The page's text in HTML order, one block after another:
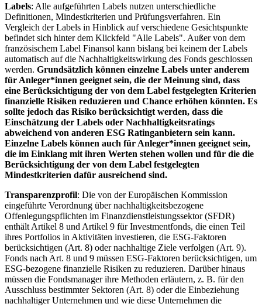
Labels: Alle aufgeführten Labels nutzen unterschiedliche
Definitionen, Mindestkriterien und Prüfungsverfahren. Ein
Vergleich der Labels in Hinblick auf verschiedene Gesichtspunkte
befindet sich hinter dem Klickfeld "Alle Labels". Außer von dem
französischem Label Finansol kann bislang bei keinem der Labels
automatisch auf die Nachhaltigkeitswirkung des Fonds geschlossen
werden. Grundsätzlich können einzelne Labels unter anderem
für Anleger*innen geeignet sein, die der Meinung sind, dass
eine Berücksichtigung der von dem Label festgelegten Kriterien
finanzielle Risiken reduzieren und Chance erhöhen könnten. Es
sollte jedoch das Risiko berücksichtigt werden, dass die
Einschätzung der Labels oder Nachhaltigkeitsratings
abweichend von anderen ESG Ratinganbietern sein kann.
Einzelne Labels können auch für Anleger*innen geeignet sein,
die im Einklang mit ihren Werten stehen wollen und für die die
Berücksichtigung der von dem Label festgelegten
Mindestkriterien dafür ausreichend sind.
Transparenzprofil: Die von der Europäischen Kommission
eingeführte Verordnung über nachhaltigkeitsbezogene
Offenlegungspflichten im Finanzdienstleistungssektor (SFDR)
enthält Artikel 8 und Artikel 9 für Investmentfonds, die einen Teil
ihres Portfolios in Aktivitäten investieren, die ESG-Faktoren
berücksichtigen (Art. 8) oder nachhaltige Ziele verfolgen (Art. 9).
Fonds nach Art. 8 und 9 müssen ESG-Faktoren berücksichtigen, um
ESG-bezogene finanzielle Risiken zu reduzieren. Darüber hinaus
müssen die Fondsmanager ihre Methoden erläutern, z. B. für den
Ausschluss bestimmter Sektoren (Art. 8) oder die Einbeziehung
nachhaltiger Unternehmen und wie diese Unternehmen die